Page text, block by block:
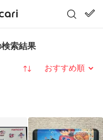
索結果
並び替え